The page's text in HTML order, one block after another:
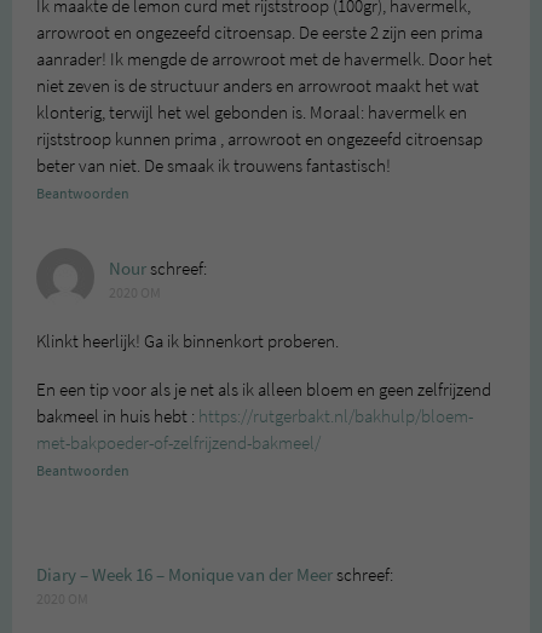
Ik maakte de lemon curd met rijststroop (100gr), havermelk,
arrowroot en ongezeefd citroensap. De eerste 2 zijn een prima
aanrader! Ik mengde de arrowroot met de havermelk. Door het
niet zeven is de structuur anders en arrowroot maakt het wat
klonterig, terwijl het wel gebonden is. Moraal: havermelk en
rijststroop kunnen prima , arrowroot en ongezeefd citroensap
beter van niet. De smaak ik trouwens fantastisch!
Beantwoorden
Nourschreef:
Klinkt heerlijk! Ga ik binnenkort proberen.
En een tip voor als je net als ik alleen bloem en geen zelfrijzend
bakmeel in huis hebt : https://rutgerbakt.nl/bakhulp/bloem-
met-bakpoeder-of-zelfrijzend-bakmeel/
Beantwoorden
Diary – Week 16 – Monique van der Meerschreef: